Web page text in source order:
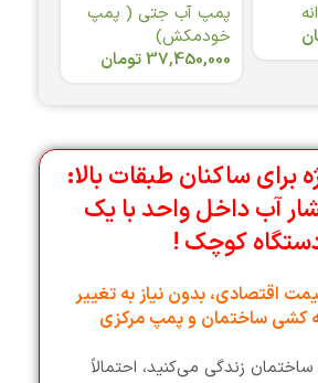
پمپ آب جتی ( پمپ
خودمکش)
37,450,000تومان
برای ساکنان طبقات بالا:
آب داخل واحد با یک
کوچک !
اقتصادی، بدون نیاز به تغییر
کشی ساختمان و پمپ مرکزی
ساختمان زندگی می‌کنید، احتمالاً